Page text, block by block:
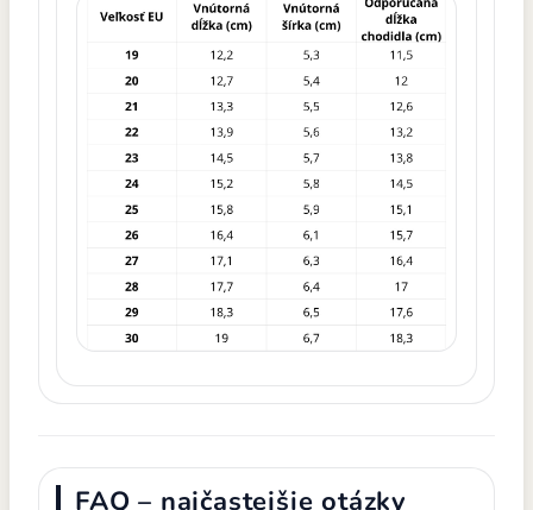
FAQ – najčastejšie otázky